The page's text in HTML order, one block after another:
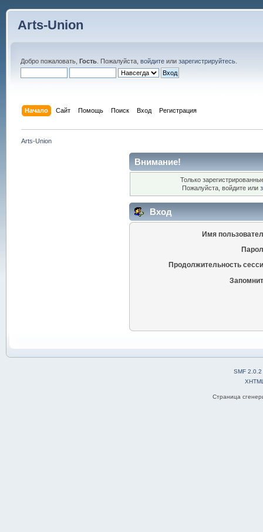
Arts-Union
Добро пожаловать, Гость. Пожалуйста, войдитеили зарегистрируйтесь.
Начало Сайт Помощь Поиск Вход Регистрация
Arts-Union
Внимание!
Только
Пожалуйста, войдите или
Вход
Имя
Продолжительность
SMF 2.0.2
Страница